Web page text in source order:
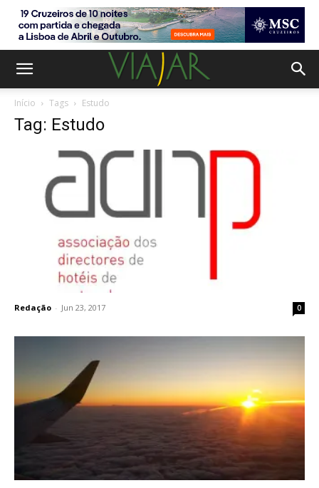
Início Tags Estudo
Tag: Estudo
Redação - Jun 23, 2017 0